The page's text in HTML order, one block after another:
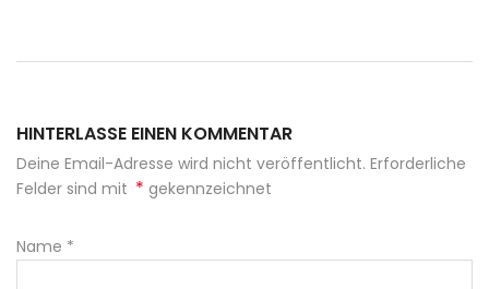
HINTERLASSE EINEN KOMMENTAR
Deine Email-Adresse wird nicht veröffentlicht. Erforderliche
Felder sind mit * gekennzeichnet
Name *